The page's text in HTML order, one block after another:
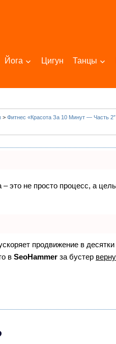
Йога Цигун Танцы
> Фитнес «Красота За 10 Минут — Часть
это не просто процесс, а
продвижение в
в SeoHammer за бустер